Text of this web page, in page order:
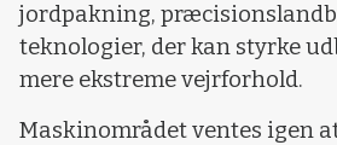
jordpakning,
teknologier, der kan styrke
mere ekstreme vejrforhold.
Maskinområdet ventes igen